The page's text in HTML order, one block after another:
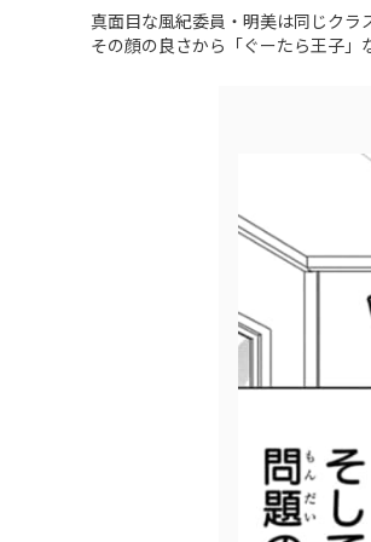
真面目な風紀委員・明美は同じク
その顔の良さから「ぐーたら王子